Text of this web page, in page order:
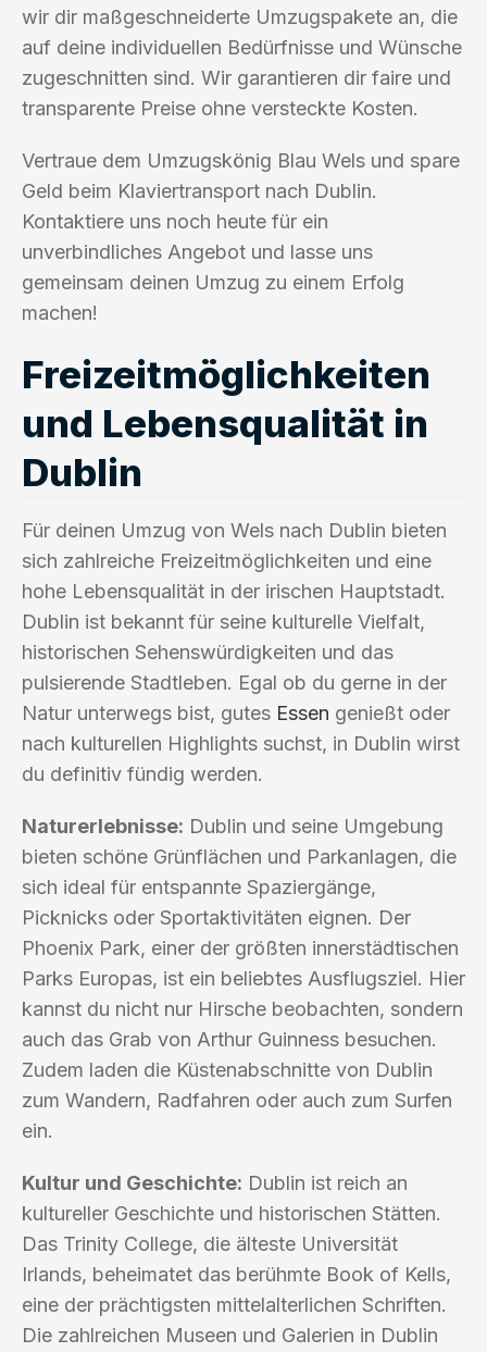
wir dir maßgeschneiderte Umzugspakete an, die
auf deine individuellen Bedürfnisse und Wünsche
zugeschnitten sind. Wir garantieren dir faire und
transparente Preise ohne versteckte Kosten.
Vertraue dem Umzugskönig Blau Wels und spare
Geld beim Klaviertransport nach Dublin.
Kontaktiere uns noch heute für ein
unverbindliches Angebot und lasse uns
gemeinsam deinen Umzug zu einem Erfolg
machen!
Freizeitmöglichkeiten
und Lebensqualität in
Dublin
Für deinen Umzug von Wels nach Dublin bieten
sich zahlreiche Freizeitmöglichkeiten und eine
hohe Lebensqualität in der irischen Hauptstadt.
Dublin ist bekannt für seine kulturelle Vielfalt,
historischen Sehenswürdigkeiten und das
pulsierende Stadtleben. Egal ob du gerne in der
Natur unterwegs bist, gutes Essen genießt oder
nach kulturellen Highlights suchst, in Dublin wirst
du definitiv fündig werden.
Naturerlebnisse: Dublin und seine Umgebung
bieten schöne Grünflächen und Parkanlagen, die
sich ideal für entspannte Spaziergänge,
Picknicks oder Sportaktivitäten eignen. Der
Phoenix Park, einer der größten innerstädtischen
Parks Europas, ist ein beliebtes Ausflugsziel. Hier
kannst du nicht nur Hirsche beobachten, sondern
auch das Grab von Arthur Guinness besuchen.
Zudem laden die Küstenabschnitte von Dublin
zum Wandern, Radfahren oder auch zum Surfen
ein.
Kultur und Geschichte: Dublin ist reich an
kultureller Geschichte und historischen Stätten.
Das Trinity College, die älteste Universität
Irlands, beheimatet das berühmte Book of Kells,
eine der prächtigsten mittelalterlichen Schriften.
Die zahlreichen Museen und Galerien in Dublin